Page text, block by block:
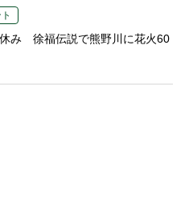
み 徐福伝説で熊野川に花火60